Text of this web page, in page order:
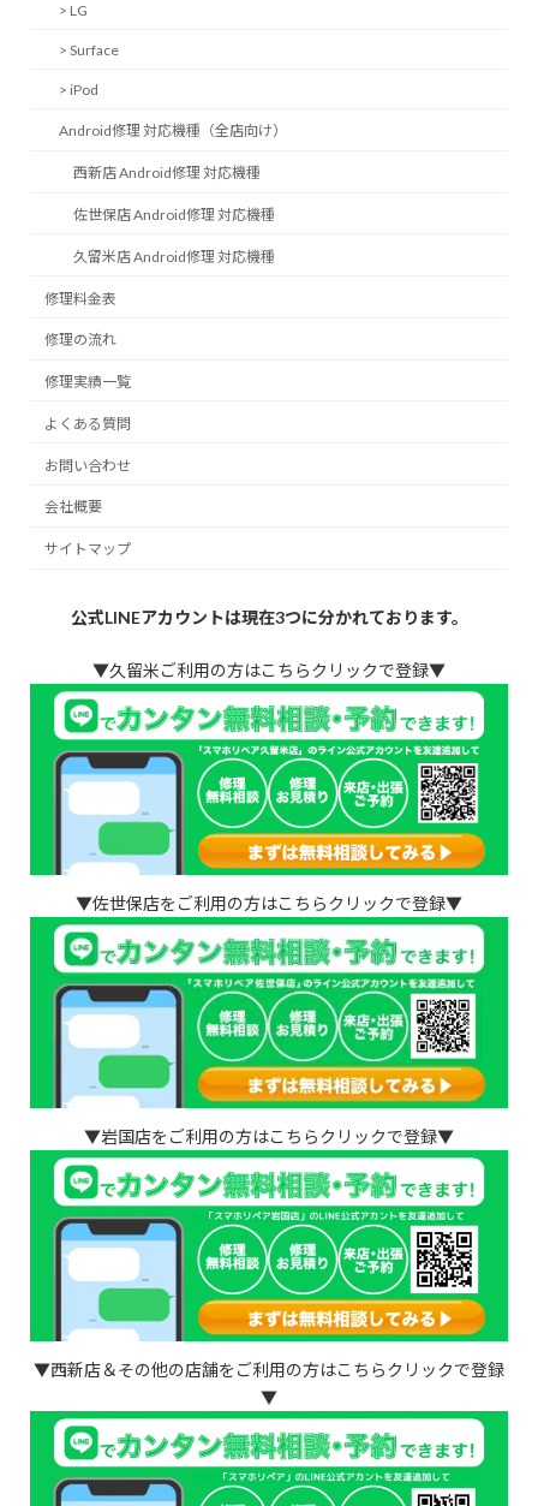
> LG
> Surface
> iPod
Android修理 対応機種（全店向け）
西新店 Android修理 対応機種
佐世保店 Android修理 対応機種
久留米店 Android修理 対応機種
修理料金表
修理の流れ
修理実績一覧
よくある質問
お問い合わせ
会社概要
サイトマップ
公式LINEアカウントは現在3つに分かれております。
▼久留米ご利用の方はこちらクリックで登録▼
▼佐世保店をご利用の方はこちらクリックで登録▼
▼岩国店をご利用の方はこちらクリックで登録▼
▼西新店＆その他の店舗をご利用の方はこちらクリックで登録
▼